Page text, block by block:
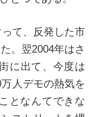
て、反発した市
。翌2004年はさ
に出て、今度は
人デモの熱気を
となんてできな